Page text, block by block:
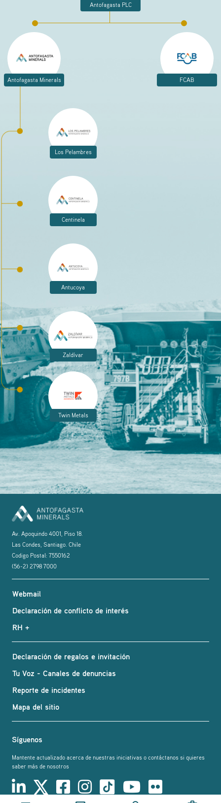
Antofagasta PLC
Antofagasta Minerals FCAB
Twin Metals
Zaldívar
Antucoya
Centinela
Los Pelambres
Av. Apoquindo 4001, Piso 18.
Las Condes, Santiago. Chile
Codigo Postal: 7550162
(56-2) 2798 7000
Webmail
Declaración de conflicto de interés
RH +
Declaración de regalos e invitación
Tu Voz - Canales de denuncias
Reporte de incidentes
Mapa del sitio
Síguenos
Mantente actualizado acerca de nuestras iniciativas o contáctanos si quieres
saber más de nosotros